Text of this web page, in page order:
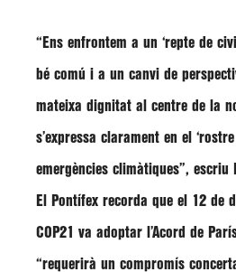
“Ens enfrontem a un ‘repte de
bé comú i a un canvi de
mateixa dignitat al centre de la
s’expressa clarament en el
emergències climàtiques”, escriu
El Pontífex recorda que el 12 de
COP21 va adoptar l’Acord de
“requerirà un compromís